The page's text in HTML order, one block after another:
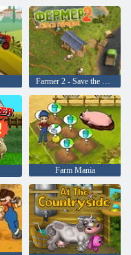
Farm Mania